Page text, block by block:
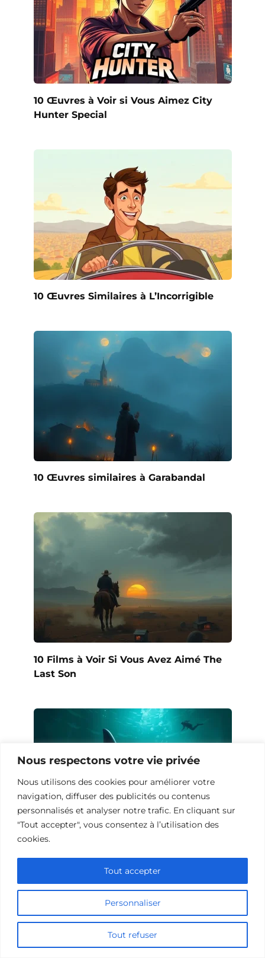
Nous respectons votre vie privée
Nous utilisons des cookies pour améliorer votre
navigation, diffuser des publicités ou contenus
personnalisés et analyser notre trafic. En cliquant sur
"Tout accepter", vous consentez à l’utilisation des
cookies.
Personnaliser
Tout refuser
Tout accepter
10 Œuvres à Voir si Vous Aimez City
Hunter Special
10 Œuvres Similaires à L’Incorrigible
10 Œuvres similaires à Garabandal
10 Films à Voir Si Vous Avez Aimé The
Last Son
10 Œuvres Similaires à Shark Waters
pour les Fans de Frissons